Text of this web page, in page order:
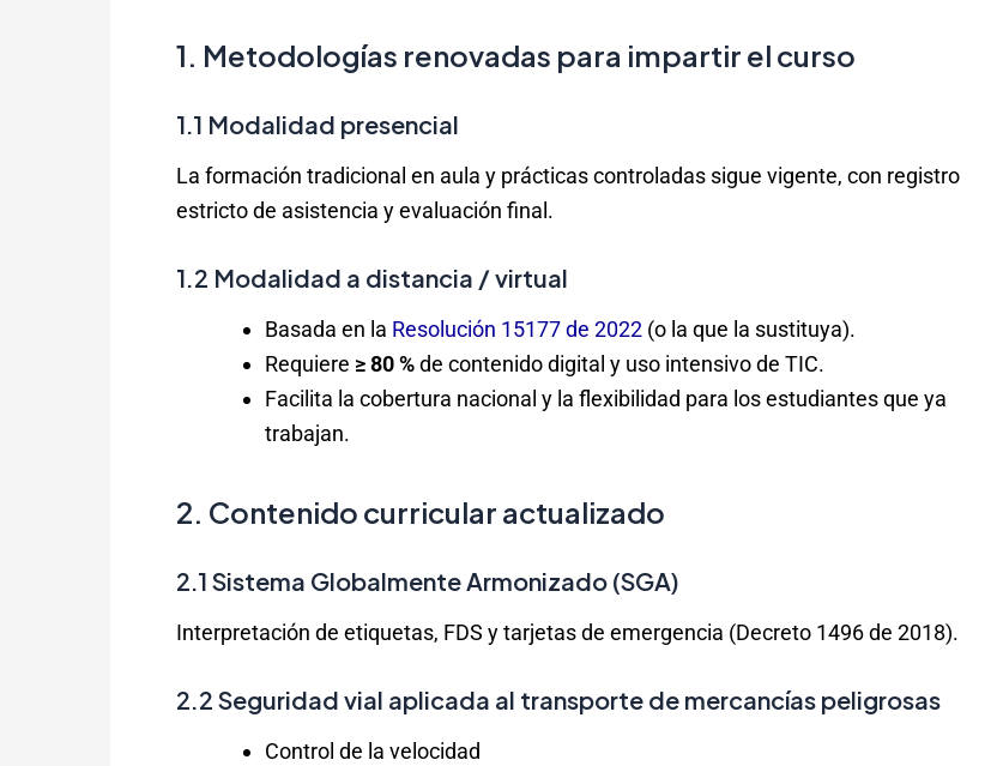
1. Metodologías renovadas para impartir el curso
1.1 Modalidad presencial
La formación tradicional en aula y prácticas controladas sigue vigente, con registro
estricto de asistencia y evaluación final.
1.2 Modalidad a distancia / virtual
Basada en la Resolución 15177 de 2022 (o la que la sustituya).
Requiere ≥ 80 %de contenido digital y uso intensivo de TIC.
Facilita la cobertura nacional y la flexibilidad para los estudiantes que ya
trabajan.
2. Contenido curricular actualizado
2.1 Sistema Globalmente Armonizado (SGA)
Interpretación de etiquetas, FDS y tarjetas de emergencia (Decreto 1496 de 2018).
2.2 Seguridad vial aplicada al transporte de mercancías peligrosas
Control de la velocidad